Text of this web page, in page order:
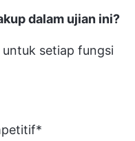
dalam ujian ini?
setiap fungsi
*